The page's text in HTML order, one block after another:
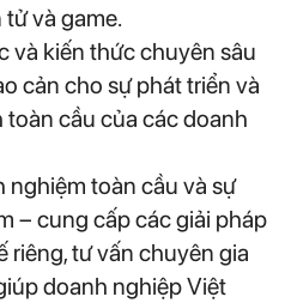
và game.
và kiến thức chuyên sâu
cản cho sự phát triển và
cầu của các doanh
nghiệm toàn cầu và sự
– cung cấp các giải pháp
riêng, tư vấn chuyên gia
doanh nghiệp Việt